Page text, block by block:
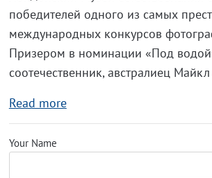
победителей одного из самых
международных конкурсов
Призером в номинации «Под
соотечественник, австралиец Майкл
Read more
Your Name